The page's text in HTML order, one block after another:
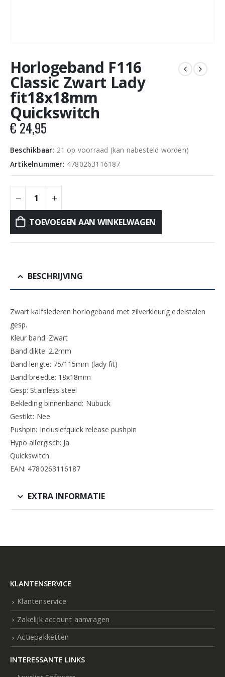
Horlogeband F116
Classic Zwart Lady
fit18x18mm
Quickswitch
€ 24,95
Beschikbaar: 21 op voorraad (kan nabesteld worden)
Artikelnummer: 4780263116187
TOEVOEGEN AAN WINKELWAGEN
BESCHRIJVING
Zwart kalfslederen horlogeband met zilverkleurig edelstalen
gesp.
Kleur band: Zwart
Band dikte: 2.2mm
Band lengte: 75/115mm (lady fit)
Band breedte: 18x18mm
Gesp: Stainless steel
Bekleding binnenband: Nubuck
Gestikt: Nee
Pushpin: Inclusiefquick release pushpin
Hypo allergisch: Ja
Quickswitch
EAN: 4780263116187
EXTRA INFORMATIE
KLANTENSERVICE
Klantenservice
Zakelijk account aanvragen
Actiepakketten
INTERESSANTE LINKS